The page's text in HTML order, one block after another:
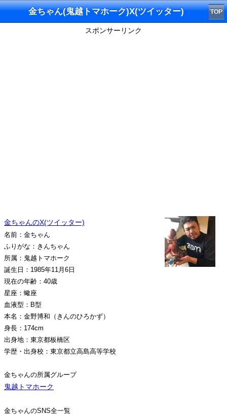
金ちゃん(鬼越トマホーク)X(ツイッター) TOP
スポンサーリンク
金ちゃんのX(ツイッター)
名前：金ちゃん
ふりがな：きんちゃん
所属：鬼越トマホーク
誕生日：1985年11月6日
現在の年齢：40歳
星座：蠍座
血液型：B型
本名：金野博和（きんのひろかず）
身長：174cm
出身地：東京都板橋区
学歴・出身校：東京都立高島高等学校
金ちゃんの所属グループ
鬼越トマホーク
金ちゃんのSNS全一覧